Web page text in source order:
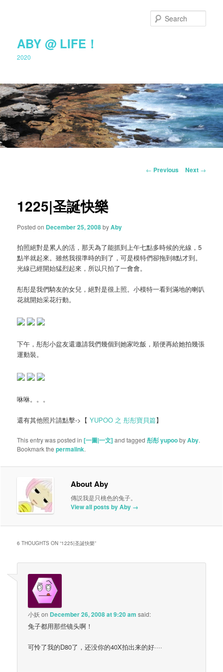
ABY @ LIFE！
2020
primary
content
Post
← Previous Next →
1225|圣誕快樂
Posted on December 25, 2008byAby
拍照絕對是累人的活，那天為了能抓到上午七點多時候的光線，5
點半就起來。雖然我很準時的到了，可是模特們卻拖到8點才到。
光線已經開始猛烈起來，所以只拍了一會會。
彤彤是我們騎友的女兒，絕對是很上照。小模特一看到滿地的喇叭
花就開始采花行動。
下午，彤彤小盆友還邀請我們幾個到她家吃飯，順便再給她拍幾張
運動裝。
咻咻。。。
還有其他照片請點擊->【 YUPOO 之 彤彤寶貝篇】
This entry was posted in[一圖|一文] and tagged彤彤 yupoobyAby.
Bookmark thepermalink.
About Aby
傳説我是只桃色的兔子。
View all posts by Aby →
6 THOUGHTS ON “1225|圣誕快樂”
小妖 on December 26, 2008 at 9:20 am said:
兔子都用那些镜头啊！
可怜了我的D80了，还没你的40X拍出来的好····